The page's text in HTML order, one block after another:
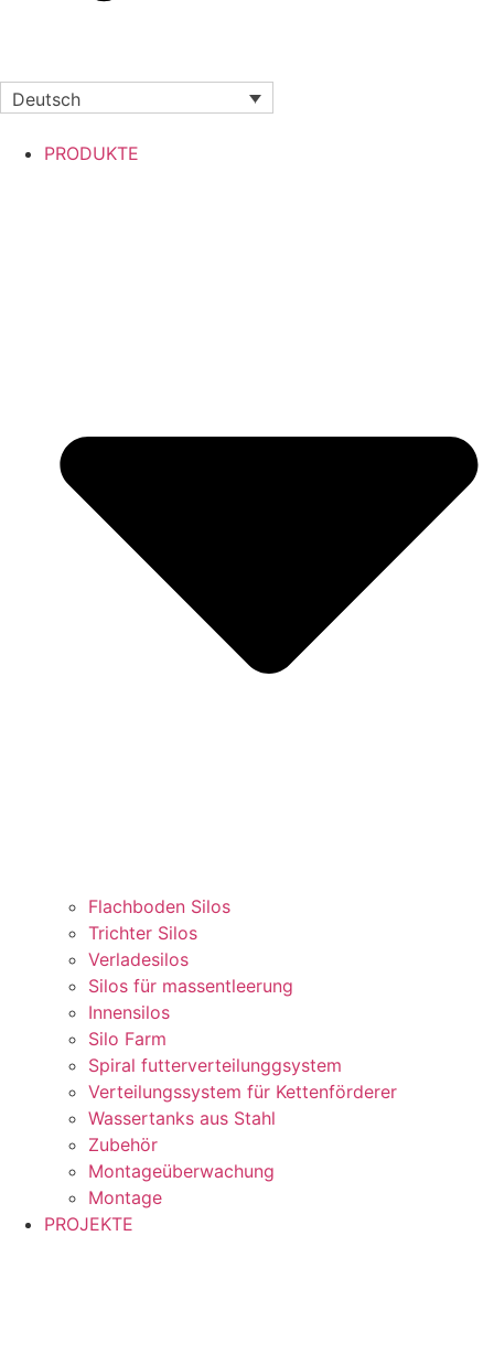
Deutsch
PRODUKTE
Flachboden Silos
Trichter Silos
Verladesilos
Silos für massentleerung
Innensilos
Silo Farm
Spiral futterverteilunggsystem
Verteilungssystem für Kettenförderer
Wassertanks aus Stahl
Zubehör
Montageüberwachung
Montage
PROJEKTE